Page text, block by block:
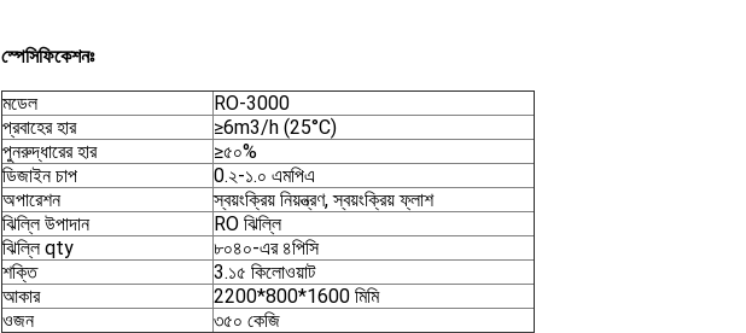
স্পেসিফিকেশনঃ
মডেল
RO-3000
প্রবাহের হার
≥6m3/h (25°C)
পুনরুদ্ধারের হার
≥৫০%
ডিজাইন চাপ
0.২-১.০ এমপিএ
অপারেশন
স্বয়ংক্রিয় নিয়ন্ত্রণ, স্বয়ংক্রিয় ফ্লাশ
ঝিল্লি উপাদান
RO ঝিল্লি
ঝিল্লি qty
৮০৪০-এর ৪পিসি
শক্তি
3.১৫ কিলোওয়াট
আকার
2200*800*1600 মিমি
ওজন
৩৫০ কেজি